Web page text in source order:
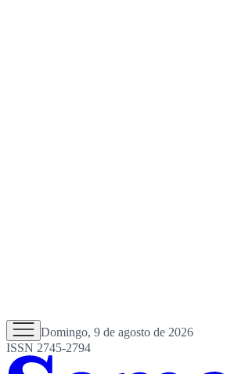
Domingo, 9 de agosto de 2026
ISSN 2745-2794